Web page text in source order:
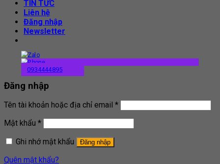
TIN TỨC
Liên hệ
Đăng nhập
Newsletter
0934444895
Đăng nhập
Tên tài khoản hoặc địa chỉ email *
Mật khẩu *
Ghi nhớ mật khẩu
Đăng nhập
Quên mật khẩu?